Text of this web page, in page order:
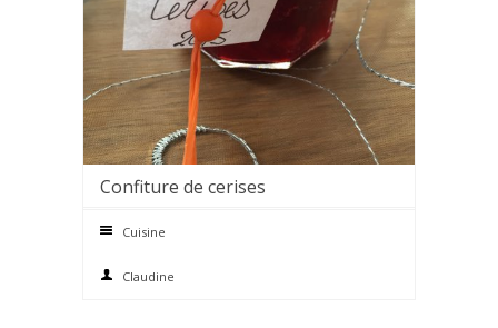
0 comments
Confiture de cerises
Cuisine
Claudine